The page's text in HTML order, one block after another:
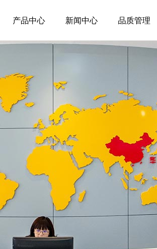
产品中心 新闻中心 品质管理